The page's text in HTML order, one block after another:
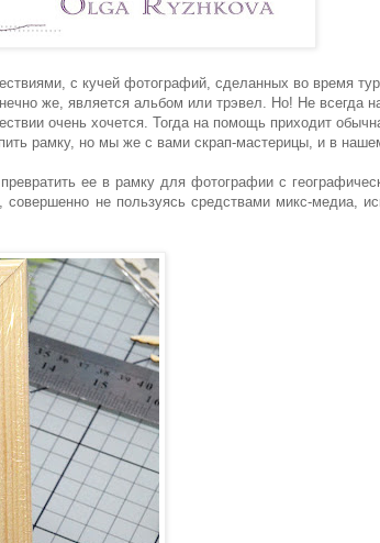
с кучей фотографий, сделанных во время
же, является альбом или трэвел. Но! Не всегда
очень хочется. Тогда на помощь приходит
рамку, но мы же с вами скрап-мастерицы, и в
ее в рамку для фотографии с
не пользуясь средствами микс-медиа,